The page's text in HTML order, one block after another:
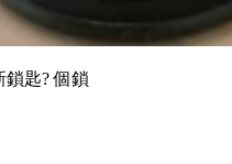
鎖匙? 個鎖